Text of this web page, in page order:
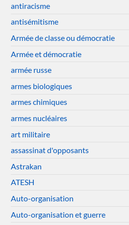
antiracisme
antisémitisme
Armée de classe ou démocratie
Armée et démocratie
armée russe
armes biologiques
armes chimiques
armes nucléaires
art militaire
assassinat d'opposants
Astrakan
ATESH
Auto-organisation
Auto-organisation et guerre